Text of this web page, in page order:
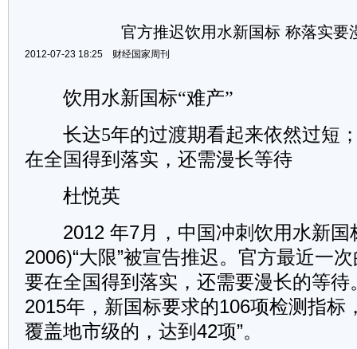
官方推迟饮用水新国标 称落实要
2012-07-23 18:25 财经国家周刊
饮用水新国标“难产”
长达5年的过渡期看起来依然过短
在全国得到落实，还需漫长等待
杜悦英
2012 年7月，中国冲刺饮用水新国
2006)“大限”被宣告推迟。官方最近一
要在全国得到落实，还需要漫长的等待
2015年，新国标要求的106项检测指标
覆盖地市级的，达到42项”。